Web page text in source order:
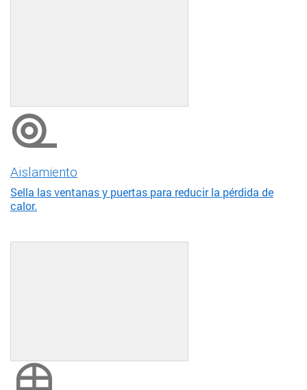
Aislamiento
Sella las ventanas y puertas para reducir la pérdida de
calor.